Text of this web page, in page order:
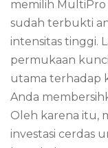
memilih MultiPro
sudah terbukti
intensitas tinggi.
permukaan
utama terhadap
Anda
Oleh karena itu,
investasi cerdas